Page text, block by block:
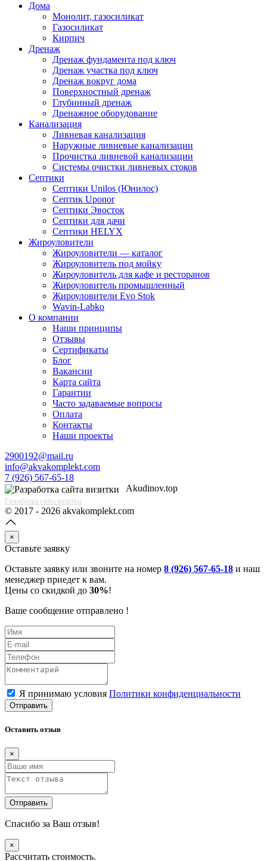
Дома
Монолит, газосиликат
Газосиликат
Кирпич
Дренаж
Дренаж фундамента под ключ
Дренаж участка под ключ
Дренаж вокруг дома
Поверхностный дренаж
Глубинный дренаж
Дренажное оборудование
Канализация
Ливневая канализация
Наружные ливневые канализации
Прочистка ливневой канализации
Системы очистки ливневых стоков
Септики
Септики Unilos (Юнилос)
Септик Uponor
Септики Эвосток
Септики для дачи
Септики HELYX
Жироуловители
Жироуловители — каталог
Жироуловитель под мойку
Жироуловитель для кафе и ресторанов
Жироуловитель промышленный
Жироуловители Evo Stok
Wavin-Labko
О компании
Наши принципы
Отзывы
Сертификаты
Блог
Вакансии
Карта сайта
Гарантии
Часто задаваемые вопросы
Оплата
Контакты
Наши проекты
2900192@mail.ru
info@akvakomplekt.com
7 (926) 567-65-18
Akudinov.top
Разработка сайта визитки
© 2017 - 2026 akvakomplekt.com
×
Оставьте заявку
Оставьте заявку или звоните на номер 8 (926) 567-65-18 и наш
менеджер приедет к вам.
Цены со скидкой до 30%!
Ваше сообщение отправлено !
Я принимаю условия Политики конфиденциальности
Отправить
Оставить отзыв
×
Отправить
Спасибо за Ваш отзыв!
×
Рассчитать стоимость.